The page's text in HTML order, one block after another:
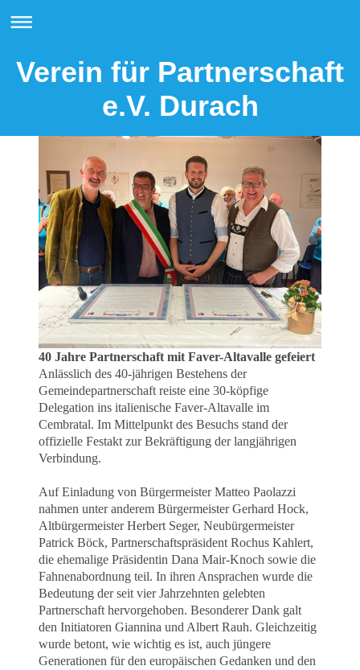
Verein für Partnerschaft
e.V. Durach
40 Jahre Partnerschaft mit Faver-Altavalle gefeiert
Anlässlich des 40-jährigen Bestehens der
Gemeindepartnerschaft reiste eine 30-köpfige
Delegation ins italienische Faver-Altavalle im
Cembratal. Im Mittelpunkt des Besuchs stand der
offizielle Festakt zur Bekräftigung der langjährigen
Verbindung.
Auf Einladung von Bürgermeister Matteo Paolazzi
nahmen unter anderem Bürgermeister Gerhard Hock,
Altbürgermeister Herbert Seger, Neubürgermeister
Patrick Böck, Partnerschaftspräsident Rochus Kahlert,
die ehemalige Präsidentin Dana Mair-Knoch sowie die
Fahnenabordnung teil. In ihren Ansprachen wurde die
Bedeutung der seit vier Jahrzehnten gelebten
Partnerschaft hervorgehoben. Besonderer Dank galt
den Initiatoren Giannina und Albert Rauh. Gleichzeitig
wurde betont, wie wichtig es ist, auch jüngere
Generationen für den europäischen Gedanken und den